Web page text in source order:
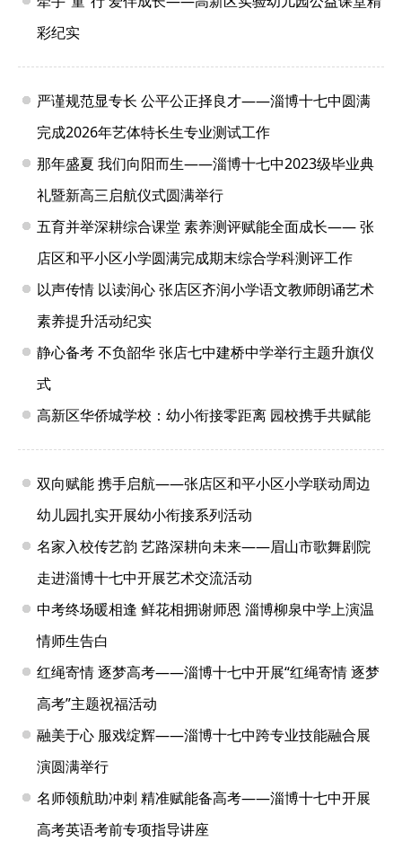
彩纪实
严谨规范显专长 公平公正择良才——淄博十七中圆满
完成2026年艺体特长生专业测试工作
那年盛夏 我们向阳而生——淄博十七中2023级毕业典
礼暨新高三启航仪式圆满举行
五育并举深耕综合课堂 素养测评赋能全面成长—— 张
店区和平小区小学圆满完成期末综合学科测评工作
以声传情 以读润心 张店区齐润小学语文教师朗诵艺术
素养提升活动纪实
静心备考 不负韶华 张店七中建桥中学举行主题升旗仪
式
高新区华侨城学校：幼小衔接零距离 园校携手共赋能
双向赋能 携手启航——张店区和平小区小学联动周边
幼儿园扎实开展幼小衔接系列活动
名家入校传艺韵 艺路深耕向未来——眉山市歌舞剧院
走进淄博十七中开展艺术交流活动
中考终场暖相逢 鲜花相拥谢师恩 淄博柳泉中学上演温
情师生告白
红绳寄情 逐梦高考——淄博十七中开展“红绳寄情 逐梦
高考”主题祝福活动
融美于心 服戏绽辉——淄博十七中跨专业技能融合展
演圆满举行
名师领航助冲刺 精准赋能备高考——淄博十七中开展
高考英语考前专项指导讲座